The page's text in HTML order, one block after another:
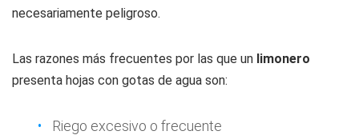
necesariamente peligroso.
Las razones más frecuentes por las que un limonero
presenta hojas con gotas de agua son:
Riego excesivo o frecuente